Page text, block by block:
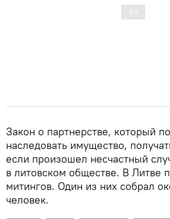
Закон о партнерстве, который
наследовать имущество,
если произошел несчастный
в литовском обществе. В Литве
митингов. Один из них собрал
человек.